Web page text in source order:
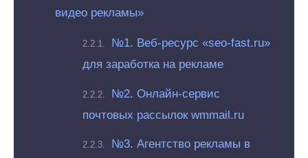
видео рекламы»
№1. Веб-ресурс «seo-fast.ru»
для заработка на рекламе
№2. Онлайн-сервис
почтовых рассылок wmmail.ru
№3. Агентство рекламы в